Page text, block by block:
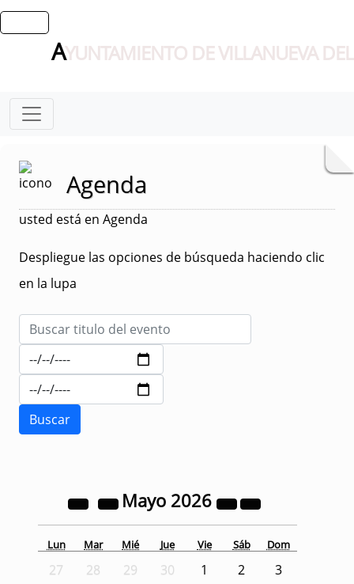
AYUNTAMIENTO DE VILLANUEVA
Agenda
usted está en Agenda
Despliegue las opciones de búsqueda haciendo clic
en la lupa
Mayo 2026
Lun Mar Mié Jue Vie Sáb Dom
27 28 29 30 1 2
3